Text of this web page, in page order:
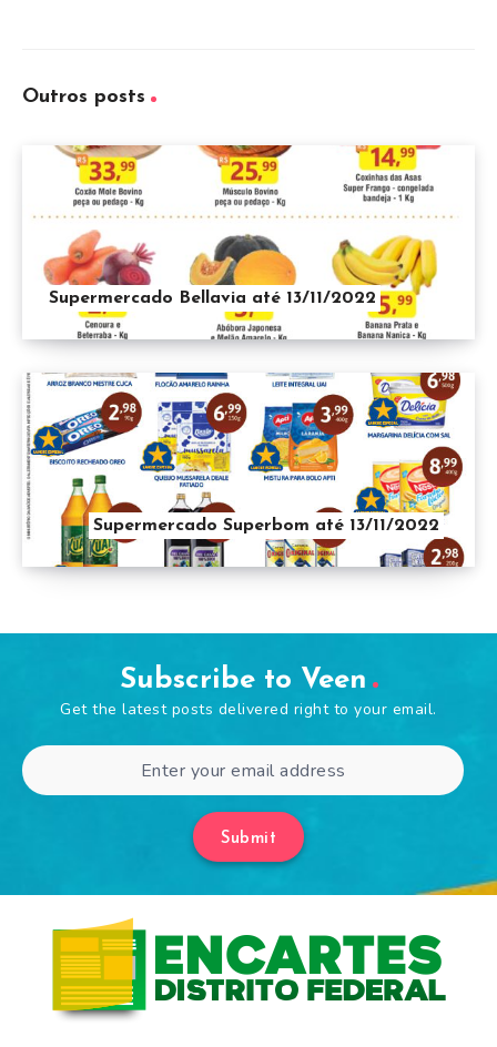
Outros posts
Supermercado Bellavia até 13/11/2022
Supermercado Superbom até 13/11/2022
Subscribe to Veen
Get the latest posts delivered right to your email.
Submit